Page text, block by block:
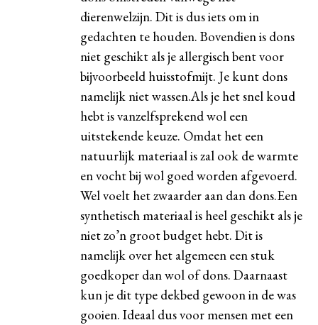
dierenwelzijn. Dit is dus iets om in
gedachten te houden. Bovendien is dons
niet geschikt als je allergisch bent voor
bijvoorbeeld huisstofmijt. Je kunt dons
namelijk niet wassen.Als je het snel koud
hebt is vanzelfsprekend wol een
uitstekende keuze. Omdat het een
natuurlijk materiaal is zal ook de warmte
en vocht bij wol goed worden afgevoerd.
Wel voelt het zwaarder aan dan dons.Een
synthetisch materiaal is heel geschikt als je
niet zo’n groot budget hebt. Dit is
namelijk over het algemeen een stuk
goedkoper dan wol of dons. Daarnaast
kun je dit type dekbed gewoon in de was
gooien. Ideaal dus voor mensen met een